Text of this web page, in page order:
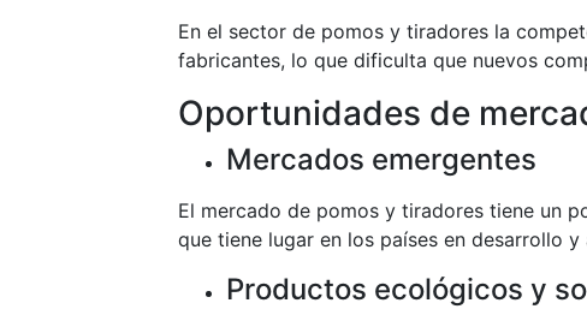
En el sector de pomos y tiradores la
fabricantes, lo que dificulta que nuevos
Oportunidades de
Mercados emergentes
El mercado de pomos y tiradores tiene un
que tiene lugar en los países en desarrollo
Productos ecológicos y